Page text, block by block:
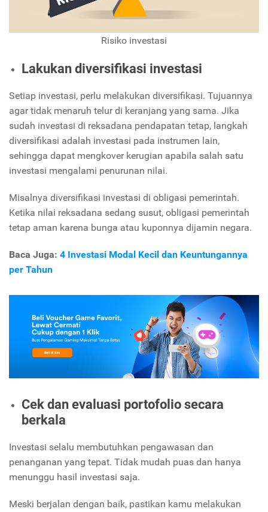
Risiko investasi
Lakukan diversifikasi investasi
Setiap investasi, perlu melakukan diversifikasi. Tujuannya
agar tidak menaruh telur di keranjang yang sama. Jika
sudah investasi di reksadana pendapatan tetap, langkah
diversifikasi adalah investasi pada instrumen lain,
sehingga dapat mengkover kerugian apabila salah satu
investasi mengalami penurunan nilai.
Misalnya diversifikasi investasi di obligasi pemerintah.
Ketika nilai reksadana sedang susut, obligasi pemerintah
tetap aman karena bunga atau kuponnya dijamin negara.
Baca Juga: 4 Investasi Modal Kecil dan Keuntungannya
per Tahun
Cek dan evaluasi portofolio secara
berkala
Investasi selalu membutuhkan pengawasan dan
penanganan yang tepat. Tidak mudah puas dan hanya
menunggu hasil investasi saja.
Meski berjalan dengan baik, pastikan kamu melakukan